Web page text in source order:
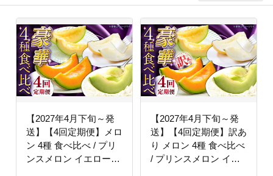
【2027年4月下旬～発
送】【4回定期便】メロ
ン 4種 食べ比べ / プリ
ンスメロン イエローキ
【2027年4月下旬～発
送】【4回定期便】訳あ
り メロン 4種 食べ比べ
/ プリンスメロン イエ